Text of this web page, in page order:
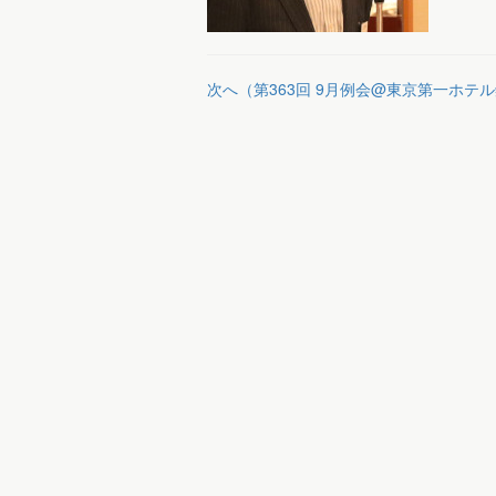
次へ（第363回 9月例会@東京第一ホテ